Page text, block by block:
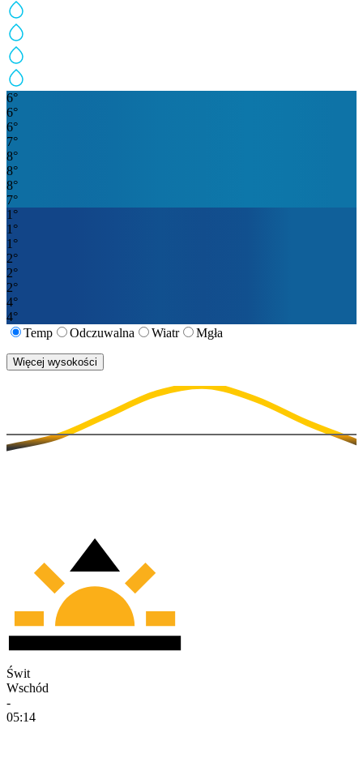
6°
6°
6°
7°
8°
8°
8°
7°
1 °
1 °
1 °
2°
2°
2°
4°
4°
Temp
Odczuwalna Wiatr Mgła
Więcej wysokości
Świt
Wschód
-
05:14